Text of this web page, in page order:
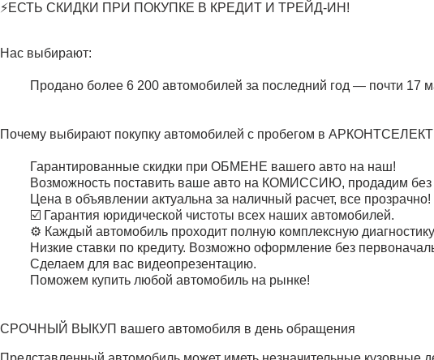
⚡ЕСТЬ СКИДКИ ПРИ ПОКУПКЕ В КРЕДИТ И ТРЕЙД-ИН!
Нас выбирают:
Продано более 6 200 автомобилей за последний год — почти 17
Почему выбирают покупку автомобилей с пробегом в
Гарантированные скидки при ОБМЕНЕ вашего авто на наш!
Возможность поставить ваше авто на КОМИССИЮ, продадим без
Цена в объявлении актуальна за наличный расчет, все прозрачно!
☑️ Гарантия юридической чистоты всех наших автомобилей.
⚙️ Каждый автомобиль проходит полную комплексную
Низкие ставки по кредиту. Возможно оформление без
Сделаем для вас видеопрезентацию.
Поможем купить любой автомобиль на рынке!
СРОЧНЫЙ ВЫКУП вашего автомобиля в день обращения